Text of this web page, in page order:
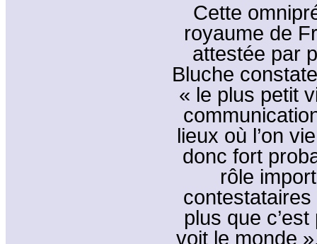
Cette
royaume de
attestée par
Bluche
« le plus petit
lieux où l’on
donc fort
rôle
contestataires
plus que
voit le monde